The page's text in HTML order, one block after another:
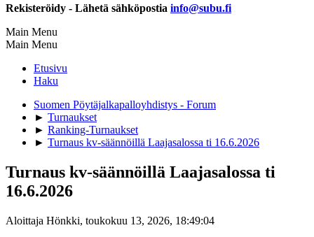
Rekisteröidy - Lähetä sähköpostia info@subu.fi
Main Menu
Main Menu
Etusivu
Haku
Suomen Pöytäjalkapalloyhdistys - Forum
► Turnaukset
► Ranking-Turnaukset
► Turnaus kv-säännöillä Laajasalossa ti 16.6.2026
Turnaus kv-säännöillä Laajasalossa ti
16.6.2026
Aloittaja Hönkki, toukokuu 13, 2026, 18:49:04